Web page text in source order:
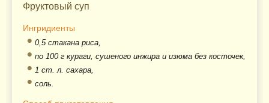
Фруктовый суп
Ингридиенты
0,5 стакана риса,
по 100 г кураги, сушеного инжира и изюма без косточек,
1 ст. л. сахара,
соль.